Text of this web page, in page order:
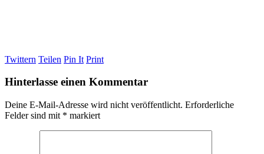
Twittern Teilen Pin It Print
Hinterlasse einen Kommentar
Deine E-Mail-Adresse wird nicht veröffentlicht. Erforderliche
Felder sind mit * markiert